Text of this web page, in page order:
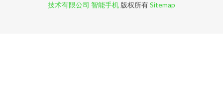
技术有限公司 智能手机 版权所有Sitemap